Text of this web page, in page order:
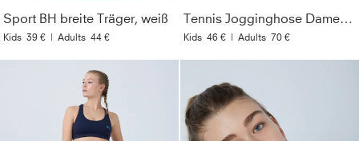
Sport BH breite Träger, weiß
Kids 39 € | Adults 44 €
Tennis Jogginghose Damen & Mädchen, navy blau
Kids 46 € | Adults 70 €